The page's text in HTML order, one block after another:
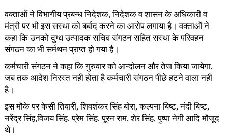
वक्ताओं ने विभागीय प्रबन्ध निदेशक, निदेशक व शासन के अधिकारी व
मंत्री पर भी इस सस्था को बर्बाद करने का आरोप लगाया है। वक्ताओं ने
कहा कि उनको दुग्ध उत्पादक सचिव संगठन सहित सस्था के परिवहन
संगठन का भी सर्मथन प्राप्त हो गया है।
कर्मचारी संगठन ने कहा कि गुरुवार को आन्दोलन और तेज किया जायेगा,
जब तक आदेश निरस्त नही होता है कर्मचारी संगठन पीछे हटने वाला नही
है।
इस मौके पर केसी तिवारी, शिवशंकर सिंह बोरा, कल्पना बिष्ट, नंदी बिष्ट,
नरेंद्र सिंह,विजय सिंह, प्रेम सिंह, पूरन राम, शेर सिंह, पुष्पा नेगी आदि मौजूद
थे।